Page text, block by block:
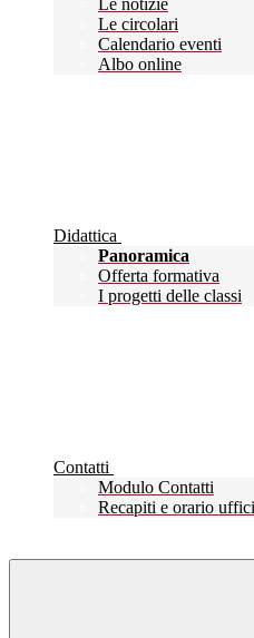
Le notizie
Le circolari
Calendario eventi
Albo online
Didattica
Panoramica
Offerta formativa
I progetti delle classi
Contatti
Modulo Contatti
Recapiti e orario